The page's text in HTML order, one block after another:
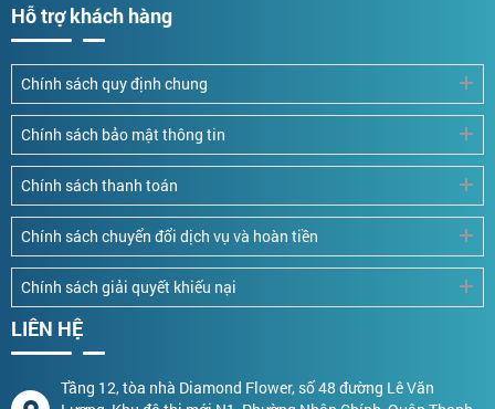
Hỗ trợ khách hàng
Chính sách quy định chung
Chính sách bảo mật thông tin
Chính sách thanh toán
Chính sách chuyển đổi dịch vụ và hoàn tiền
Chính sách giải quyết khiếu nại
LIÊN HỆ
Tầng 12, tòa nhà Diamond Flower, số 48 đường Lê Văn